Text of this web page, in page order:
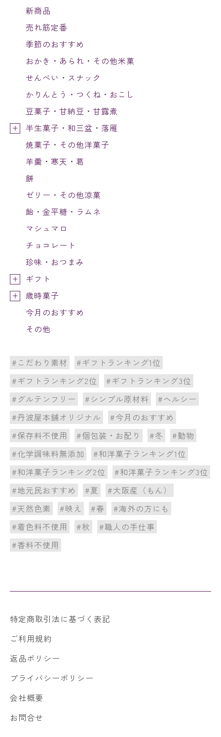
新商品
売れ筋定番
季節のおすすめ
おかき・あられ・その他米菓
せんべい・スナック
かりんとう・つくね・おこし
豆菓子・甘納豆・甘露煮
半生菓子・和三盆・落雁
焼菓子・その他洋菓子
羊羹・寒天・葛
餅
ゼリー・その他涼菓
飴・金平糖・ラムネ
マシュマロ
チョコレート
珍味・おつまみ
ギフト
歳時菓子
今月のおすすめ
その他
#こだわり素材
#ギフトランキング1位
#ギフトランキング2位
#ギフトランキング3位
#グルテンフリー
#シンプル原材料
#ヘルシー
#丹波屋本舗オリジナル
#今月のおすすめ
#保存料不使用
#個包装・お配り #冬
#動物
#化学調味料無添加
#和洋菓子ランキング1位
#和洋菓子ランキング2位
#和洋菓子ランキング3位
#地元民おすすめ
#夏
#大阪産（もん）
#天然色素
#映え #春
#海外の方にも
#着色料不使用
#秋
#職人の手仕事
#香料不使用
特定商取引法に基づく表記
ご利用規約
返品ポリシー
プライバシーポリシー
会社概要
お問合せ